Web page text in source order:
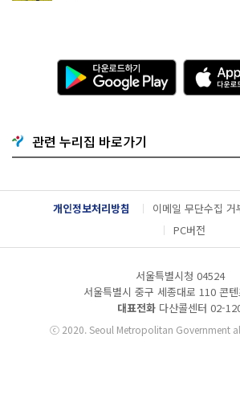
다
운
로
기
G
o
g
l
e
l
관련 누리집 바로가기
개인정보처리방침 이메일 무단수집 거
PC버전
서울특별시청 04524
서울특별시 중구 세종대로 110 콘
대표전화 다산콜센터 02-
ⓒ2020. Seoul Metropolitan Government